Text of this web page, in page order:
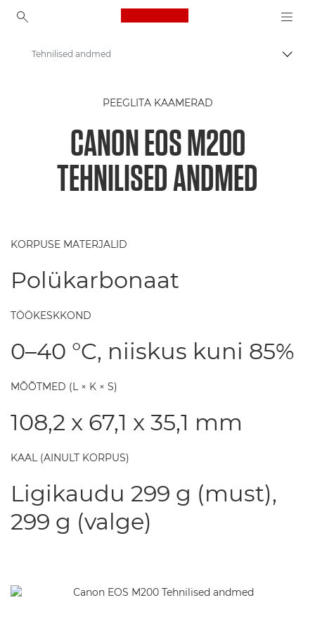
Canon Logo, back to
Canon EOS M200 kaamera
Tehnilised andmed
PEEGLITA KAAMERAD
CANON EOS M200
TEHNILISED ANDMED
KORPUSE MATERJALID
Polükarbonaat
TÖÖKESKKOND
0–40 °C, niiskus kuni 85%
MÕÕTMED (L × K × S)
108,2 x 67,1 x 35,1 mm
KAAL (AINULT KORPUS)
Ligikaudu 299 g (must),
299 g (valge)